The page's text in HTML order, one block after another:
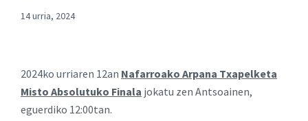
14 urria, 2024
2024ko urriaren 12an Nafarroako Arpana Txapelketa
Misto Absolutuko Finala jokatu zen Antsoainen,
eguerdiko 12:00tan.